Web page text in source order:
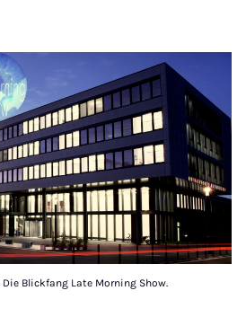
Blickfang Late Morning Show.